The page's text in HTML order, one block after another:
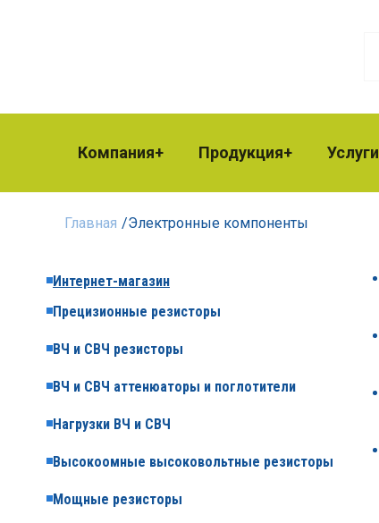
Компания Продукция Услуги
Главная /Электронные компоненты
Интернет-магазин
Прецизионные резисторы
ВЧ и СВЧ резисторы
ВЧ и СВЧ аттенюаторы и поглотители
Нагрузки ВЧ и СВЧ
Высокоомные высоковольтные резисторы
Мощные резисторы